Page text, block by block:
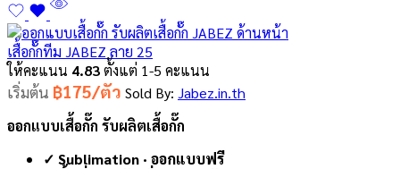
เสื้อกั๊กทีม JABEZ ลาย 25
ให้คะแนน 4.83ตั้งแต่ 1-5 คะแนน
เริ่มต้น ฿175/ตัว Sold By: Jabez.in.th
ออกแบบเสื้อกั๊ก รับผลิตเสื้อกั๊ก
✓ Sublimation · ออกแบบฟรี